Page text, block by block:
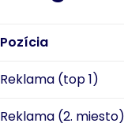
Pozícia
Reklama (top 1)
Reklama (2. miesto)